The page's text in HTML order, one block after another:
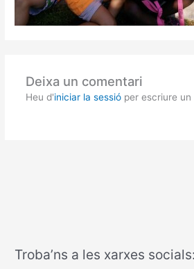
Deixa un comentari
Heu d'iniciar la sessióper escriure un
Troba’ns a les xarxes socials: